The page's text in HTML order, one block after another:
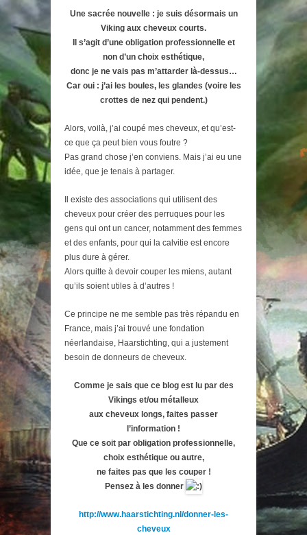
Une sacrée nouvelle : je suis désormais un
Viking aux cheveux courts.
Il s’agit d’une obligation professionnelle et
non d’un choix esthétique,
donc je ne vais pas m’attarder là-dessus…
Car oui : j’ai les boules, les glandes (voire les
crottes de nez qui pendent.)
Alors, voilà, j’ai coupé mes cheveux, et qu’est-
ce que ça peut bien vous foutre ?
Pas grand chose j’en conviens. Mais j’ai eu une
idée, que je tenais à partager.
Il existe des associations qui utilisent des
cheveux pour créer des perruques pour les
gens qui ont un cancer, notamment des femmes
et des enfants, pour qui la calvitie est encore
plus dure à gérer.
Alors quitte à devoir couper les miens, autant
qu’ils soient utiles à d’autres !
Ce principe ne me semble pas très répandu en
France, mais j’ai trouvé une fondation
néerlandaise, Haarstichting, qui a justement
besoin de donneurs de cheveux.
Comme je sais que ce blog est lu par des
Vikings et/ou métalleux
aux cheveux longs, faites passer
l’information !
Que ce soit par obligation professionnelle,
choix esthétique ou autre,
ne faites pas que les couper !
Pensez à les donner
http://www.haarstichting.nl/donner-les-
cheveux